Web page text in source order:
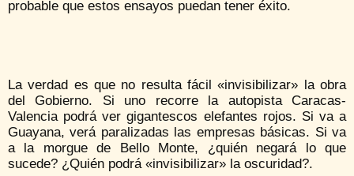
probable que estos ensayos puedan tener éxito.
La verdad es que no resulta fácil «invisibilizar» la obra
del Gobierno. Si uno recorre la autopista Caracas-
Valencia podrá ver gigantescos elefantes rojos. Si va a
Guayana, verá paralizadas las empresas básicas. Si va
a la morgue de Bello Monte, ¿quién negará lo que
sucede? ¿Quién podrá «invisibilizar» la oscuridad?.